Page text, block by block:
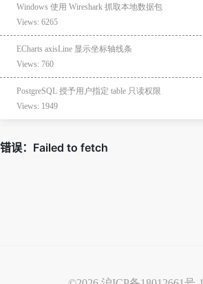
Windows 使用 Wireshark 抓取本地数据包
Views: 6265
ECharts axisLine 显示坐标轴线条
Views: 760
PostgreSQL 授予用户指定 table 只读权限
Views: 1949